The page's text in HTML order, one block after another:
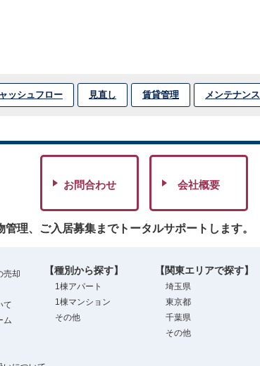
ッシュフロー 見直し 賃貸管理 メンテナンス
お問合わせ 会社概要
理、ご入居募集までトータルサポートします。
売却
て
ム
【種別から探す】
1棟アパート
1棟マンション
その他
【関東エリアで探す】
埼玉県
東京都
千葉県
その他